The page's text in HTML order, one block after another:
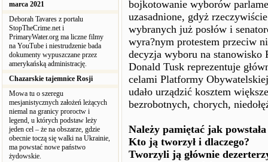
marca 2021
Deborah Tavares z portalu
StopTheCrime.net i
PrimaryWater.org ma liczne filmy
na YouTube i niestrudzenie bada
dokumenty wypuszczane przez
amerykańską administrację.
Chazarskie tajemnice Rosji
Mowa tu o szeregu
mesjanistycznych założeń leżących
niemal na granicy proroctw i
legend, u których podstaw leży
jeden cel – że na obszarze, gdzie
obecnie toczą się walki na Ukrainie,
ma powstać nowe państwo
żydowskie.
bojkotowanie wyborów
uzasadnione, gdyż
wybranych już posłów i
wyra?nym protestem przeciw
decyzja wyboru na stanowisko
Donald Tusk reprezentuje
celami Platformy
udało urządzić kosztem
bezrobotnych, chorych,
Należy pamiętać jak
Kto ją tworzył i dlaczego?
Tworzyli ją głównie